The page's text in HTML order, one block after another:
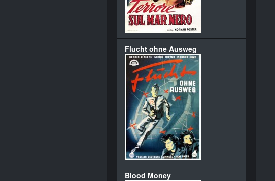
Flucht ohne Ausweg
Blood Money